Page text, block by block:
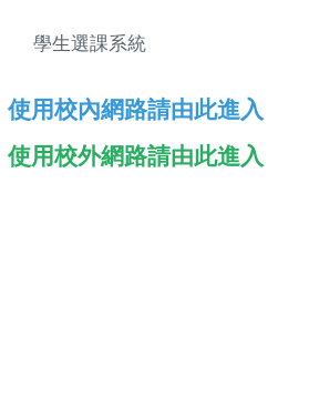
學生選課系統
使用校內網路請由此進入
使用校外網路請由此進入